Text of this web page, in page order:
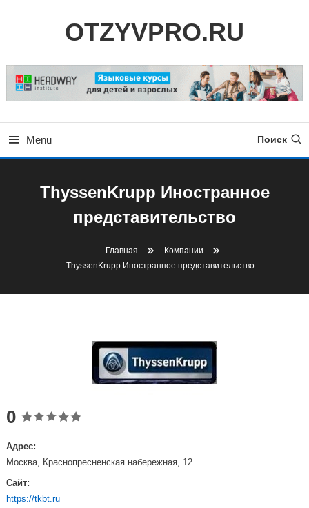
OTZYVPRO.RU
Menu Поиск
ThyssenKrupp Иностранное
представительство
Главная
Компании
ThyssenKrupp Иностранное представительство
0
Адрес:
Москва, Краснопресненская набережная, 12
Сайт:
https://tkbt.ru